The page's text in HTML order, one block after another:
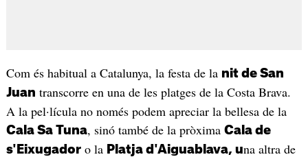
Com és habitual a Catalunya, la festa de la nit de San
Juan transcorre en una de les platges de la Costa Brava.
A la pel·lícula no només podem apreciar la bellesa de la
Cala Sa Tuna, sinó també de la pròxima Cala de
s'Eixugadoro la Platja d'Aiguablava, una altra de